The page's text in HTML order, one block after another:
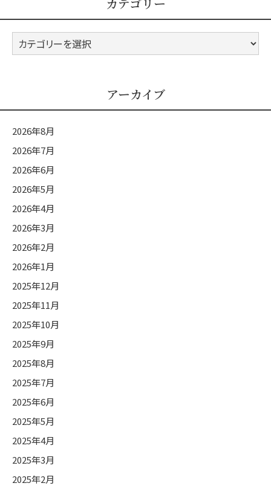
カ
テ
アーカイブ
2026年8月
2026年7月
2026年6月
2026年5月
2026年4月
2026年3月
2026年2月
2026年1月
2025年12月
2025年11月
2025年10月
2025年9月
2025年8月
2025年7月
2025年6月
2025年5月
2025年4月
2025年3月
2025年2月